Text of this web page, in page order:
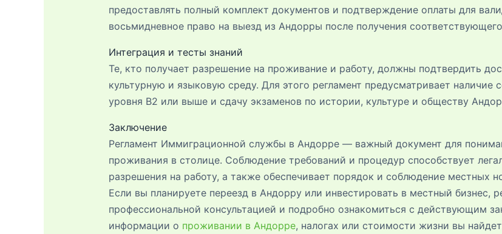
предоставлять полный комплект документов и подтверждение оплаты для
восьмидневное право на выезд из Андорры после получения
Интеграция и тесты знаний
Те, кто получает разрешение на проживание и работу, должны подтвердить
культурную и языковую среду. Для этого регламент предусматривает наличие
уровня B2 или выше и сдачу экзаменов по истории, культуре и обществу
Заключение
Регламент Иммиграционной службы в Андорре — важный документ для
проживания в столице. Соблюдение требований и процедур способствует
разрешения на работу, а также обеспечивает порядок и соблюдение местных
Если вы планируете переезд в Андорру или инвестировать в местный бизнес,
профессиональной консультацией и подробно ознакомиться с действующим
информации о проживании в Андорре, налогах или стоимости жизни вы